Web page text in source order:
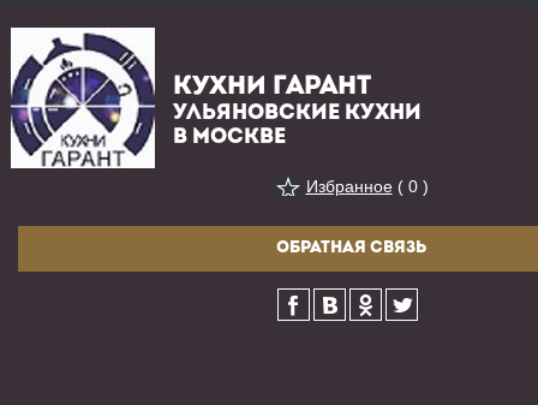
КУХНИ ГАРАНТ
УЛЬЯНОВСКИЕ КУХНИ
В МОСКВЕ
Избранное( 0 )
ОБРАТНАЯ СВЯЗЬ